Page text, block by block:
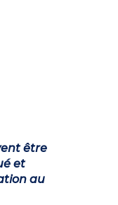
être
et
au